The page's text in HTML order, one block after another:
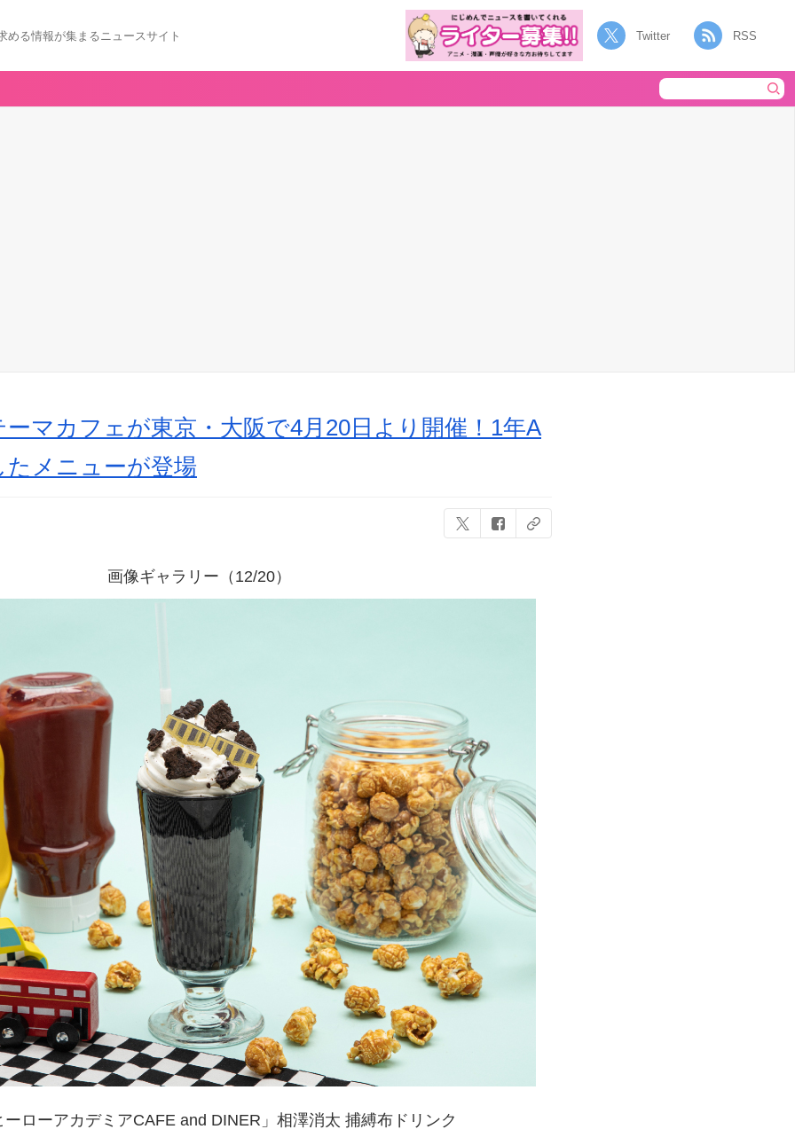
める情報が集まるニュースサイト Twitter RSS
マカフェが東京・大阪で4月20日より開催！1年A
メニューが登場
画像ギャラリー（12/20）
ーローアカデミアCAFE and DINER」相澤消太 捕縛布ドリンク